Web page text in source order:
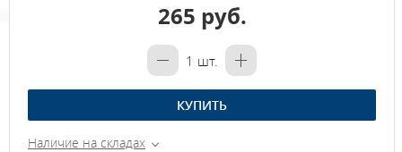
265 руб.
1 шт.
КУПИТЬ
Наличие на складах